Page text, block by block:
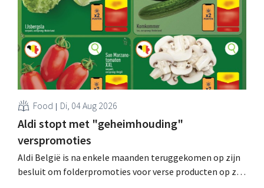
Food Di, 04 Aug 2026
Aldi stopt met "geheimhouding"
verspromoties
Aldi België is na enkele maanden teruggekomen op zijn
besluit om folderpromoties voor verse producten op zijn